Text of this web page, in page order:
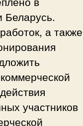
Беларусь.
а также
участников